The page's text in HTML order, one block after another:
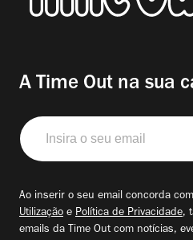
A Time Out na sua
Insira
o
seu
Ao inserir o seu email concorda
Utilização e Política de Privacidade,
emails da Time Out com notícias,